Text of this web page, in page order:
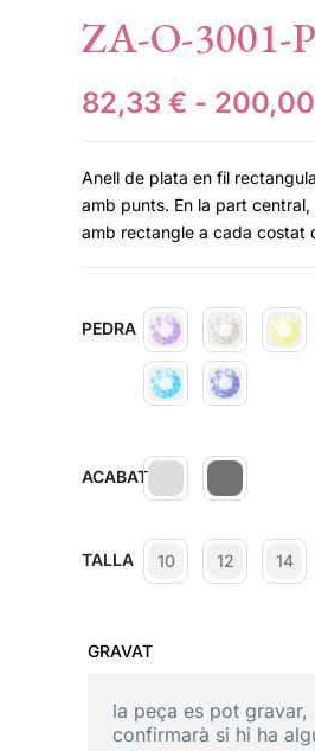
ZA-O-3001-
82,33 € - 200,00
Anell de plata en fil
amb punts. En la part
amb rectangle a cada costat
PEDRA
ACABAT
TALLA 10 12 14
GRAVAT